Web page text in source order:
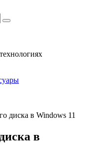
диска в Windows 11
в